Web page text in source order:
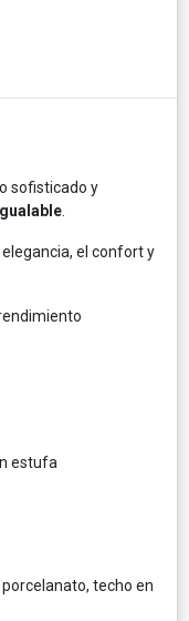
sofisticado y
el confort y
estufa
techo en